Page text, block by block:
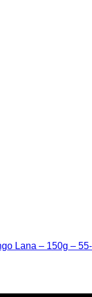
Lana – 150g –